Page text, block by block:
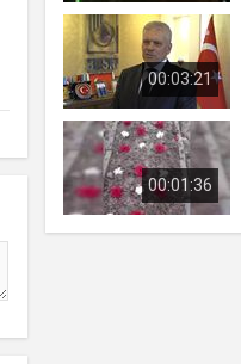
00:03:21
00:01:36